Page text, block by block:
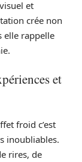
et
crée non
elle rappelle
et
froid c’est
inoubliables.
rires, de